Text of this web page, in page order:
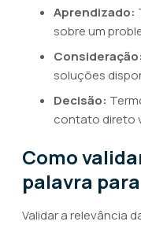
Aprendizado:
sobre um
Consideração:
soluções
Decisão:
contato direto
Como
palavra
Validar a relevância